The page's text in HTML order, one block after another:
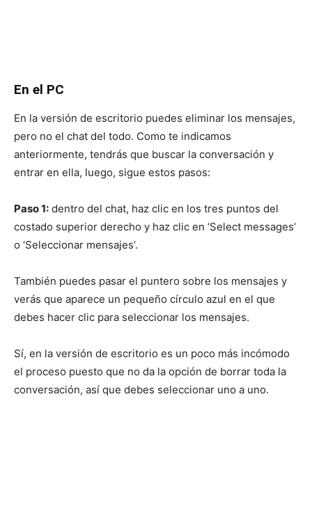
En el PC
En la versión de escritorio puedes eliminar los mensajes,
pero no el chat del todo. Como te indicamos
anteriormente, tendrás que buscar la conversación y
entrar en ella, luego, sigue estos pasos:
Paso 1: dentro del chat, haz clic en los tres puntos del
costado superior derecho y haz clic en ‘Select messages’
o ‘Seleccionar mensajes’.
También puedes pasar el puntero sobre los mensajes y
verás que aparece un pequeño círculo azul en el que
debes hacer clic para seleccionar los mensajes.
Sí, en la versión de escritorio es un poco más incómodo
el proceso puesto que no da la opción de borrar toda la
conversación, así que debes seleccionar uno a uno.